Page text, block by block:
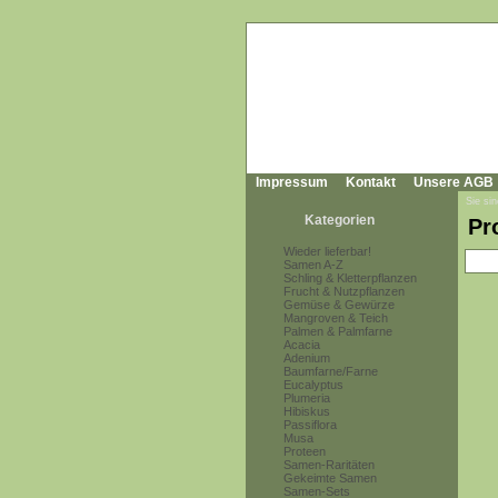
Impressum Kontakt Unsere AGB
Kategorien
Wieder lieferbar!
Samen A-Z
Schling & Kletterpflanzen
Frucht & Nutzpflanzen
Gemüse & Gewürze
Mangroven & Teich
Palmen & Palmfarne
Acacia
Adenium
Baumfarne/Farne
Eucalyptus
Plumeria
Hibiskus
Passiflora
Musa
Proteen
Samen-Raritäten
Gekeimte Samen
Samen-Sets
Sie